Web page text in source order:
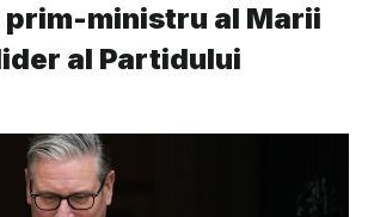
ministru al Marii
al Partidului